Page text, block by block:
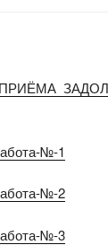
№-1
№-2
№-3